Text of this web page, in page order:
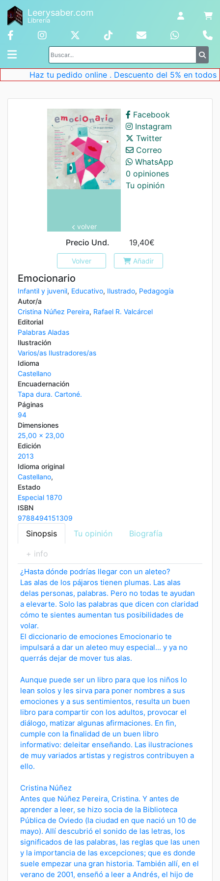
Leerysaber.com
Librería
Haz tu pedido online . Descuento del 5% en todos
volver
Facebook
Instagram
Twitter
Correo
WhatsApp
0 opiniones
Tu opinión
Precio Und. 19,40€
Volver Añadir
Emocionario
Infantil y juvenil, Educativo, Ilustrado, Pedagogía
Autor/a
Cristina Núñez Pereira, Rafael R. Valcárcel
Editorial
Palabras Aladas
Ilustración
Varios/as Ilustradores/as
Idioma
Castellano
Encuadernación
Tapa dura. Cartoné.
Páginas
94
Dimensiones
25,00 x 23,00
Edición
2013
Idioma original
Castellano,
Estado
Especial 1870
ISBN
9788494151309
Sinopsis Tu opinión Biografía
+ info
¿Hasta dónde podrías llegar con un aleteo?
Las alas de los pájaros tienen plumas. Las alas
delas personas, palabras. Pero no todas te ayudan
a elevarte. Solo las palabras que dicen con claridad
cómo te sientes aumentan tus posibilidades de
volar.
El diccionario de emociones Emocionario te
impulsará a dar un aleteo muy especial... y ya no
querrás dejar de mover tus alas.
Aunque puede ser un libro para que los niños lo
lean solos y les sirva para poner nombres a sus
emociones y a sus sentimientos, resulta un buen
libro para compartir con los adultos, provocar el
diálogo, matizar algunas afirmaciones. En fin,
cumple con la finalidad de un buen libro
informativo: deleitar enseñando. Las ilustraciones
de muy variados artistas y registros contribuyen a
ello.
Cristina Núñez
Antes que Núñez Pereira, Cristina. Y antes de
aprender a leer, se hizo socia de la Biblioteca
Pública de Oviedo (la ciudad en que nació un 10 de
mayo). Allí descubrió el sonido de las letras, los
significados de las palabras, las reglas que las unen
y la importancia de las excepciones; que es donde
suele empezar una gran historia. También allí, en el
verano de 2001, enseñó a leer a Andrés, el hijo de